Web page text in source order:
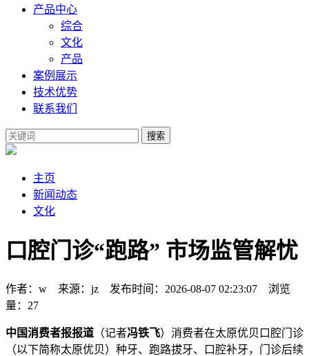
产品中心
综合
文化
产品
案例展示
技术优势
联系我们
搜索
主页
新闻动态
文化
口腔门诊“跑路” 市场监管解忧
作者：w 来源：jz 发布时间：2026-08-07 02:23:07 浏览
量：27
中国消费者报报道 （记者冯铁飞）消费者在太原优贝口腔门诊
（以下简称太原优贝）种牙、跑路拔牙、口腔补牙，门诊后续